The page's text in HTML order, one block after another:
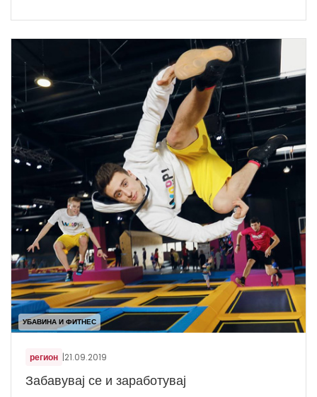
УБАВИНА И ФИТНЕС
регион 21.09.2019
Забавувај се и заработувај